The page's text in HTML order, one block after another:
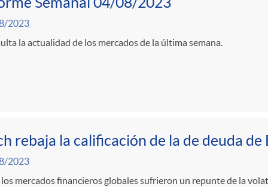
2023
la actualidad de los mercados de la última semana.
rebaja la calificación de la de deuda de
2023
los mercados financieros globales sufrieron un repunte de la